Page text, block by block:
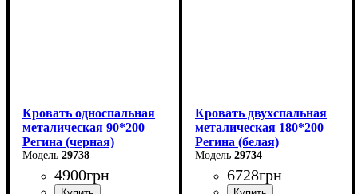
Кровать односпальная
металическая 90*200
Регина (черная)
29738
4900грн
Кровать двухспальная
металическая 180*200
Регина (белая)
29734
6728грн